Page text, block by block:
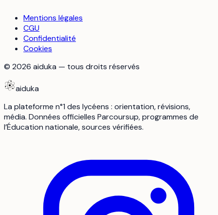
Mentions légales
CGU
Confidentialité
Cookies
© 2026 aiduka — tous droits réservés
aiduka
La plateforme n°1 des lycéens : orientation, révisions,
média. Données officielles Parcoursup, programmes de
l’Éducation nationale, sources vérifiées.